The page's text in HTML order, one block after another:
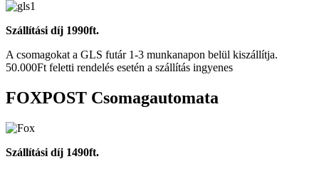
Szállítási díj 1990ft.
A csomagokat a GLS futár 1-3 munkanapon belül kiszállítja.
50.000Ft feletti rendelés esetén a szállítás ingyenes
FOXPOST Csomagautomata
Szállítási díj 1490ft.